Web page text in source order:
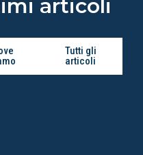
articoli
Tutti gli
articoli